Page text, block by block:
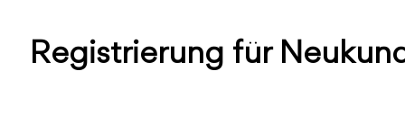
Registrierung für